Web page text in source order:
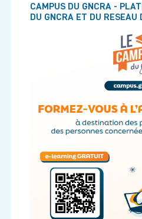
4 journées soit 28h en présentiel et
Urgences Vitales
4 journées soit 28h en
Voir la fiche
Formation SAUV pour les IDE et
Urgences Vitales
CESU 21 2 journées soit 14h en
COMPLET
CAMPUS DU GNCRA -
DU GNCRA ET DU RESEAU